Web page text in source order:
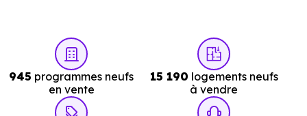
% de locataires, Rueil-Malmaison présente deux
indicateurs complémentaires : un marché de l'accession
et un potentiel locatif à prendre en compte, pour tout
projet d'investissement ou d'achat de résidence
945 programmes neufs
en vente
15 190 logements neufs
à vendre